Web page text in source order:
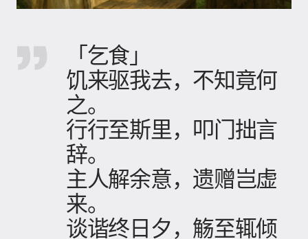
「乞食」
饥来驱我去，不知竟何
之。
行行至斯里，叩门拙言
辞。
主人解余意，遗赠岂虚
来。
谈谐终日夕，觞至辄倾